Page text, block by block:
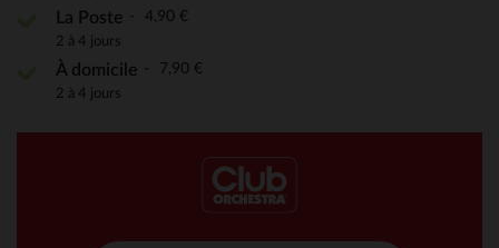
La Poste 4,90 €
2 à 4 jours
À domicile 7,90 €
2 à 4 jours